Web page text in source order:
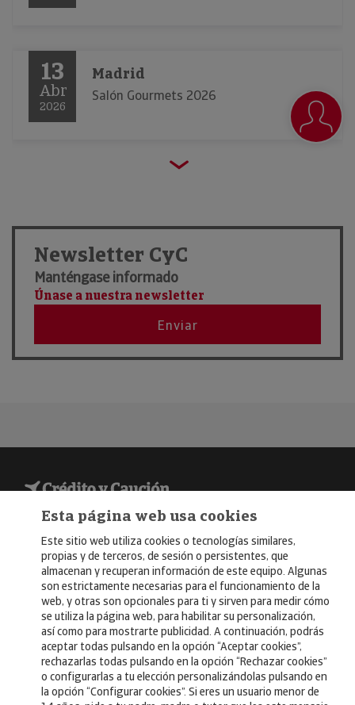
13
Abr
2026
Madrid
Salón Gourmets 2026
21 Madrid
Newsletter CyC
Manténgase informado
Únase a nuestra newsletter
Enviar
© Copyright 2026, Crédito y Caución
Aviso Legal
Política de Privacidad
RGPD
Política de Cookies
Seguros
Noticias
Esta página web usa cookies
Este sitio web utiliza cookies o tecnologías similares,
propias y de terceros, de sesión o persistentes, que
almacenan y recuperan información de este equipo. Algunas
son estrictamente necesarias para el funcionamiento de la
web, y otras son opcionales para ti y sirven para medir cómo
se utiliza la página web, para habilitar su personalización,
así como para mostrarte publicidad. A continuación, podrás
aceptar todas pulsando en la opción “Aceptar cookies”,
rechazarlas todas pulsando en la opción “Rechazar cookies”
o configurarlas a tu elección personalizándolas pulsando en
la opción “Configurar cookies”. Si eres un usuario menor de